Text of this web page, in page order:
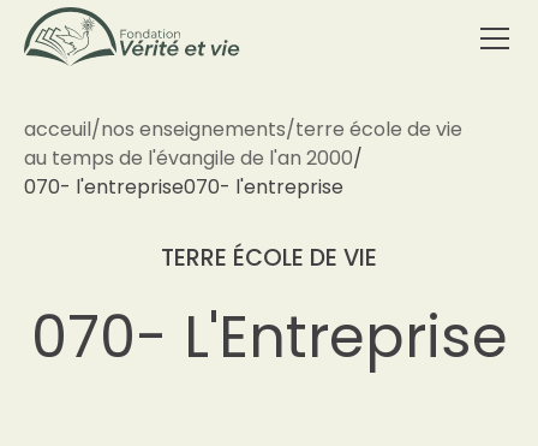
acceuil/nos enseignements/terre école de vie
au temps de l'évangile de l'an 2000/
070- l'entreprise070- l'entreprise
TERRE ÉCOLE DE VIE
070- L'Entreprise